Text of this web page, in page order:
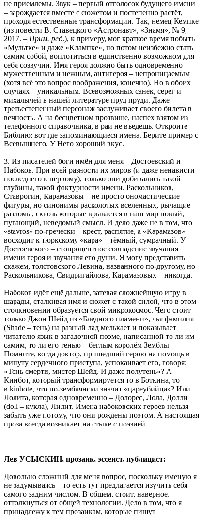
не приемлемы. Звук – первый отголосок будущего имени
– зарождается вместе с сюжетом и постепенно растёт,
проходя естественные трансформации. Так, немец Кемпке
(из повести В. Ставецкого «Астронавт», «Знамя», № 9,
2017. – Прим. ред.), к примеру, мог краткое время побыть
«Мультке» и даже «Клампке», но потом неизбежно стать
самим собой, воплотиться в единственно возможном для
себя созвучии. Имя героя должно быть одновременно
мужественным и нежным, антигероя – непроницаемым
(хотя всё это вопрос воображения, конечно). Но в обоих
случаях – уникальным. Всевозможных санек, серёг и
михалычей в нашей литературе пруд пруди. Даже
третьестепенный персонаж заслуживает своего билета в
вечность. А на бесцветном прозвище, наспех взятом из
телефонного справочника, в рай не въедешь. Откройте
Библию: вот где запоминающиеся имена. Берите пример с
Всевышнего. У Него хороший вкус.
3. Из писателей боги имён для меня – Достоевский и
Набоков. При всей разности их миров (и даже ненависти
последнего к первому), только они добивались такой
глубины, такой фактурности имени. Раскольников,
Ставрогин, Карамазовы – не просто ономастические
фигуры, но синонимы расколотых вселенных, рычащие
разломы, сквозь которые врывается в наш мир новый,
пугающий, неведомый смысл. И дело даже не в том, что
«stavros» по-гречески – крест, распятие, а «Карамазов»
восходит к тюркскому «кара» – тёмный, сумрачный. У
Достоевского – стопроцентное совпадение звучания
имени героя и звучания его души. Я могу представить,
скажем, толстовского Левина, названного по-другому, но
Раскольникова, Свидригайлова, Карамазовых – никогда.
Набоков идёт ещё дальше, затевая сложнейшую игру в
шарады, сталкивая имя и сюжет с такой силой, что в этом
столкновении образуется свой микрокосмос. Чего стоит
только Джон Шейд из «Бледного пламени», чья фамилия
(Shade – тень) на разный лад мелькает и показывает
читателю язык в загадочной поэме, написанной то ли им
самим, то ли его тенью – беглым королём Земблы.
Помните, когда доктор, пришедший герою на помощь в
минуту сердечного приступа, успокаивает его, говоря:
«Тень смерти, мистер Шейд. И даже полутень»? А
Кинбот, который трансформируется то в Боткина, то
в kinbote, что по-земблянски значит «цареубийца»? Или
Лолита, которая одновременно – Долорес, Лола, Долли
(doll – кукла), Лилит. Имена набоковских героев нельзя
забыть уже потому, что они рождены поэтом. А настоящая
проза всегда возникает на стыке с поэзией.
Лев УСЫСКИН, прозаик, эссеист, публицист:
Довольно сложный для меня вопрос, поскольку именую я
не задумываясь – то есть тут предлагается изучить себя
самого задним числом. В общем, стоит, наверное,
оттолкнуться от общей технологии. Дело в том, что я
принадлежу к тем прозаикам, которые пишут